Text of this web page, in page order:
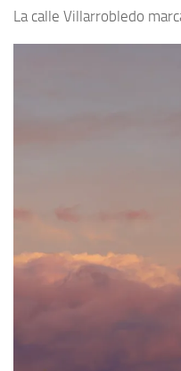
La calle Villarrobledo